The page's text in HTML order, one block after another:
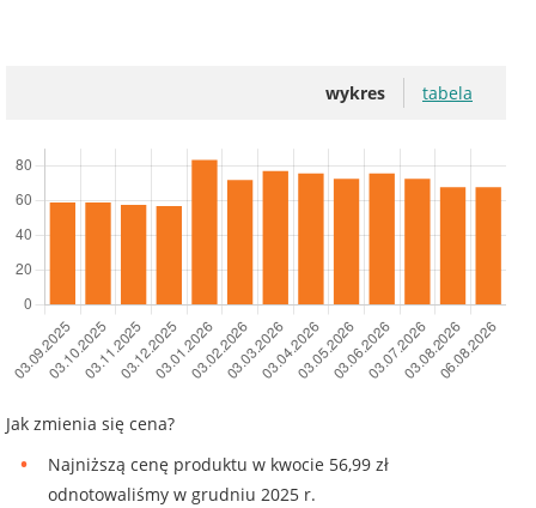
wykres tabela
Jak zmienia się cena?
Najniższą cenę produktu w kwocie 56,99 zł
odnotowaliśmy w grudniu 2025 r.